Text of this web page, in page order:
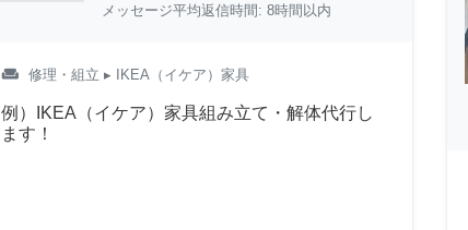
メッセージ平均返信時間: 8時間以内
weekend 修理・組立 ▸ IKEA（イケア）家具
例）IKEA（イケア）家具組み立て・解体代行し
ます！